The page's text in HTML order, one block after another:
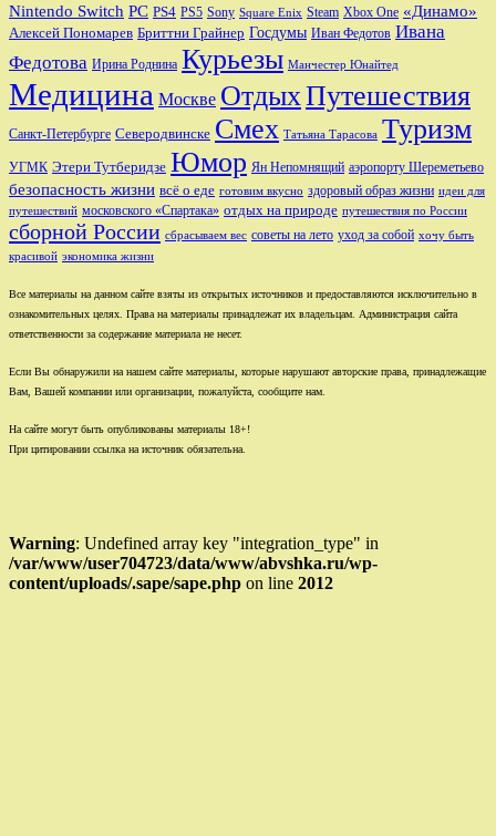
Nintendo Switch PC PS4 PS5 Sony Square Enix Steam Xbox One «Динамо»
Алексей Пономарев Бриттни Грайнер Госдумы Иван Федотов Ивана
Федотова Ирина Роднина Курьезы Манчестер Юнайтед
Медицина Москве ОтдыхПутешествия
Санкт-Петербурге Северодвинске Смех Татьяна Тарасова Туризм
УГМК Этери Тутберидзе Юмор Ян Непомнящий аэропорту Шереметьево
безопасность жизни всё о еде готовим вкусно здоровый образ жизни идеи для
путешествий московского «Спартака» отдых на природе путешествия по России
сборной России сбрасываем вес советы на лето уход за собой хочу быть
красивой экономика жизни
Все материалы на данном сайте взяты из открытых источников и предоставляются исключительно в
ознакомительных целях. Права на материалы принадлежат их владельцам. Администрация сайта
ответственности за содержание материала не несет.
Если Вы обнаружили на нашем сайте материалы, которые нарушают авторские права, принадлежащие
Вам, Вашей компании или организации, пожалуйста, сообщите нам.
На сайте могут быть опубликованы материалы 18+!
При цитировании ссылка на источник обязательна.
Warning: Undefined array key "integration_type" in
/var/www/user704723/data/www/abvshka.ru/wp-
content/uploads/.sape/sape.php on line 2012